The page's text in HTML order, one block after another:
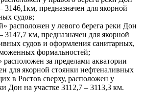
3146,1км, предназначен для якорной
судов;
расположен у левого берега реки Дон
3147,7 км, предназначен для якорной
судов и оформления санитарных,
формальностей;
за пределами акватории
для якорной стоянки нефтеналивных
в Ростов сверху, расположен у
Дон на участке 3112,7 – 3113,3 км.